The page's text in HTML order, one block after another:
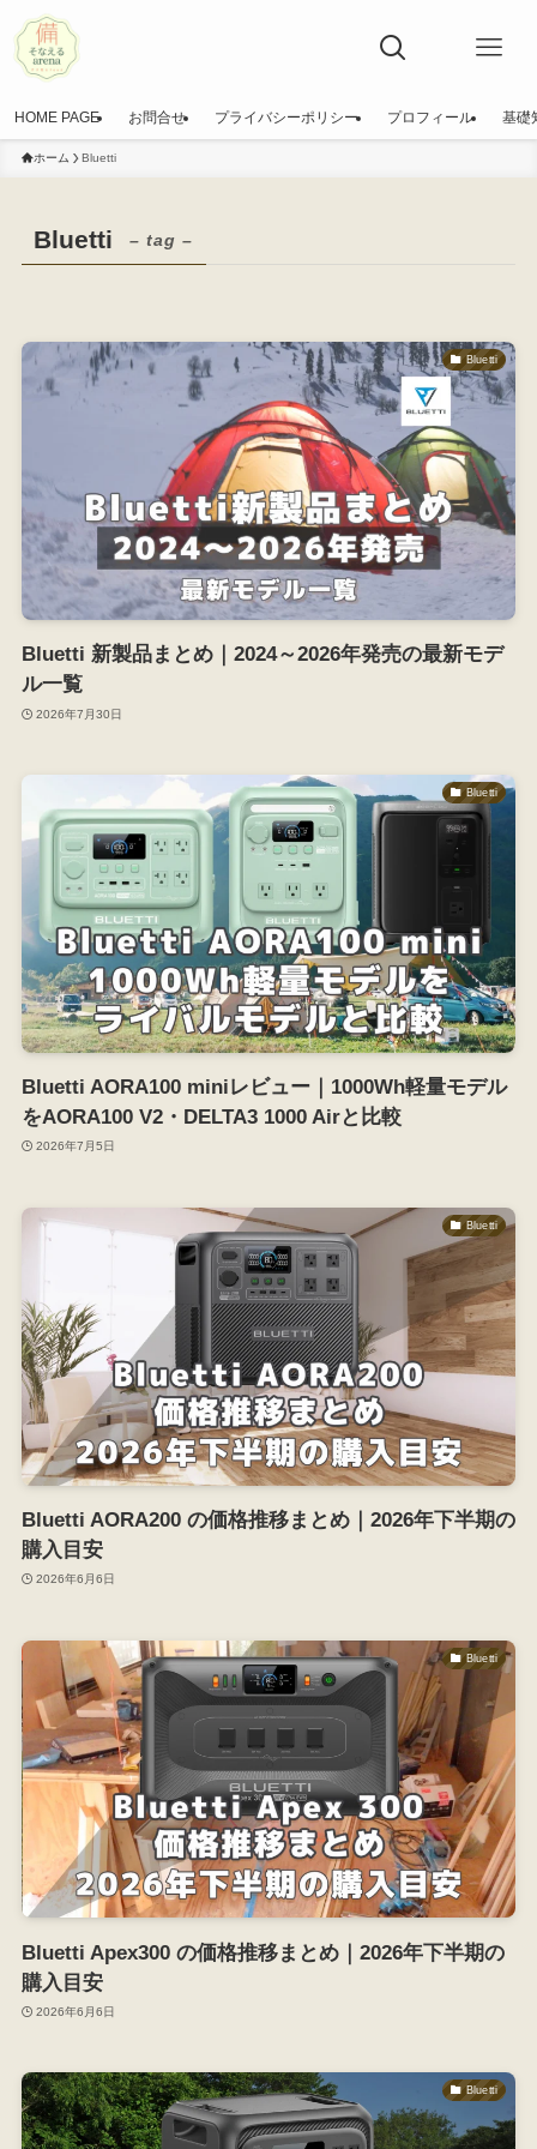
HOME PAGE お問合せ プライバシーポリシー プロフィール 基礎
ホーム Bluetti
Bluetti – tag –
Bluetti
Bluetti 新製品まとめ｜2024～2026年発売の最新モデ
ル一覧
2026年7月30日
Bluetti
Bluetti AORA100 miniレビュー｜1000Wh軽量モデル
をAORA100 V2・DELTA3 1000 Airと比較
2026年7月5日
Bluetti
Bluetti AORA200 の価格推移まとめ｜2026年下半期の
購入目安
2026年6月6日
Bluetti
Bluetti Apex300 の価格推移まとめ｜2026年下半期の
購入目安
2026年6月6日
Bluetti